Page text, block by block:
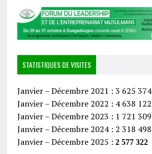
STATISTIQUES DE VISITES
Janvier – Décembre 2021 : 3 625 374
Janvier – Décembre 2022 : 4 638 122
Janvier – Décembre 2023 : 1 721 309
Janvier – Décembre 2024 : 2 318 498
Janvier – Décembre 2025 : 2 577 322